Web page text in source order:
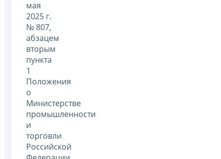
мая
2025 г.
№ 807,
абзацем
вторым
пункта
1
Положения
о
Министерстве
промышленности
и
торговли
Российской